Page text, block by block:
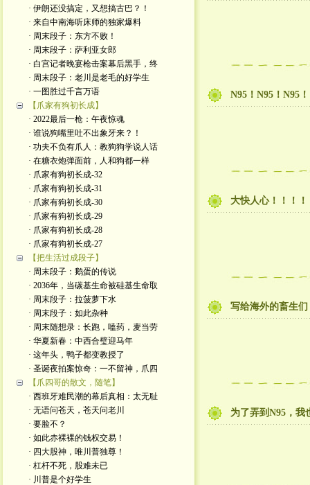
· 伊朗还没搞定，又想搞古巴？！
· 来自中南海听床师的独家爆料
· 周末段子：东方不败！
· 周末段子：萨利亚女郎
· 白宫记者晚宴枪击案幕后黑手，终
· 周末段子：老川是老毛的好学生
· 一图胜过千言万语
【爪家有狗初长成】
· 2022最后一枪：午夜惊魂
· 谁说狗嘴里吐不出象牙来？！
· 功夫不负有爪人：教狗狗学说人话
· 在糖衣炮弹面前，人和狗都一样
· 爪家有狗初长成-32
· 爪家有狗初长成-31
· 爪家有狗初长成-30
· 爪家有狗初长成-29
· 爪家有狗初长成-28
· 爪家有狗初长成-27
【把生活过成段子】
· 周末段子：鹅蛋的传说
· 2036年，当碳基生命被硅基生命取
· 周末段子：拉菠萝下水
· 周末段子：如此杂种
· 周末随想录：长跑，嗑药，麦当劳
· 华夏新春：中西合璧迎马年
· 这年头，鸭子都变教授了
· 圣诞夜拍案惊奇：一不留神，爪四
【爪四哥的散文，随笔】
· 西班牙难民潮的幕后真相：太无耻
· 无语问苍天，苍天问老川
· 要脸不？
· 如此赤裸裸的钱权交易！
· 四大股神，唯川普独尊！
· 杠杆不死，股难未已
· 川普是个好学生
N95！N95！N95！
大快人心！！！！
写给海外的畜生们
为了弄到N95，我